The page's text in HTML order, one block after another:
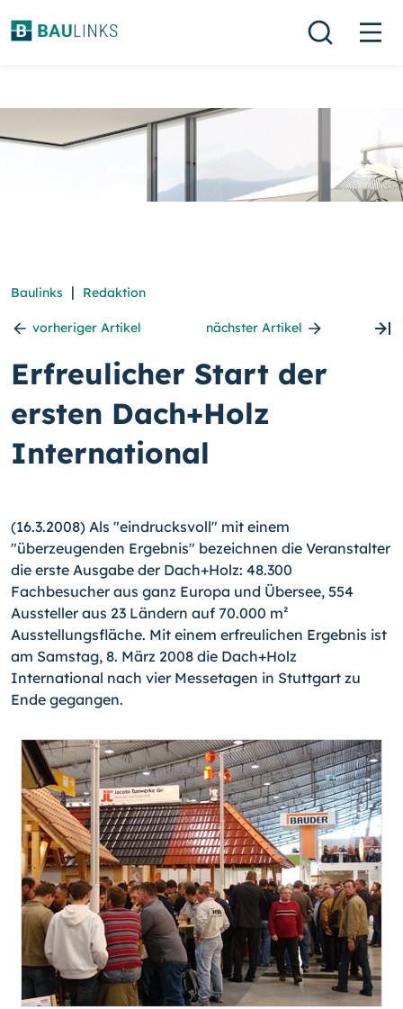
Baulinks | Redaktion
vorheriger Artikel nächster Artikel
Erfreulicher Start der
ersten Dach+Holz
International
(16.3.2008) Als "eindrucksvoll" mit einem
"überzeugenden Ergebnis" bezeichnen die Veranstalter
die erste Ausgabe der Dach+Holz: 48.300
Fachbesucher aus ganz Europa und Übersee, 554
Aussteller aus 23 Ländern auf 70.000 m²
Ausstellungsfläche. Mit einem erfreulichen Ergebnis ist
am Samstag, 8. März 2008 die Dach+Holz
International nach vier Messetagen in Stuttgart zu
Ende gegangen.